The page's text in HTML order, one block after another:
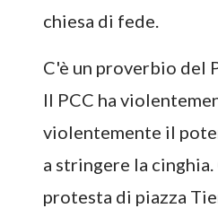
chiesa di fede.
C'è un proverbio del
Il PCC ha
violentemente il
a stringere la
protesta di piazza